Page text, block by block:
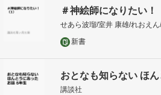
＃神絵師になりたい！
せあら波瑠/室井 康雄/れおえん
新書
おとなも知らない ほ
講談社